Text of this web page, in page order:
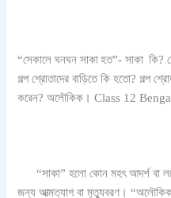
“সেকালে ঘনঘন সাকা হত”- সাকা কি?
গল্প শ্রোতাদের বাড়িতে কি হতো? গল্প
করেন?অলৌকিক। Class 12
“সাকা” হলো কোন মহৎ আদর্শ বা
জন্য আত্মত্যাগ বা মৃত্যুবরণ। “অলৌকিক”